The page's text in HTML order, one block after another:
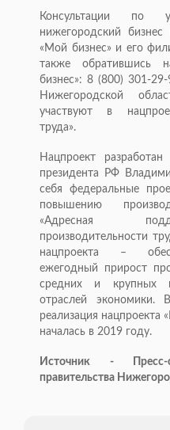
Консультации по
нижегородский
«Мой бизнес» и его
также обратившись
бизнес»: 8 (800) 301-
Нижегородской
участвуют в
труда».
Нацпроект
президента РФ
себя федеральные
повышению
«Адресная
производительности
нацпроекта –
ежегодный прирост
средних и крупных
отраслей экономики.
реализация нацпроекта
началась в 2019 году.
Источник - Пресс-
правительства